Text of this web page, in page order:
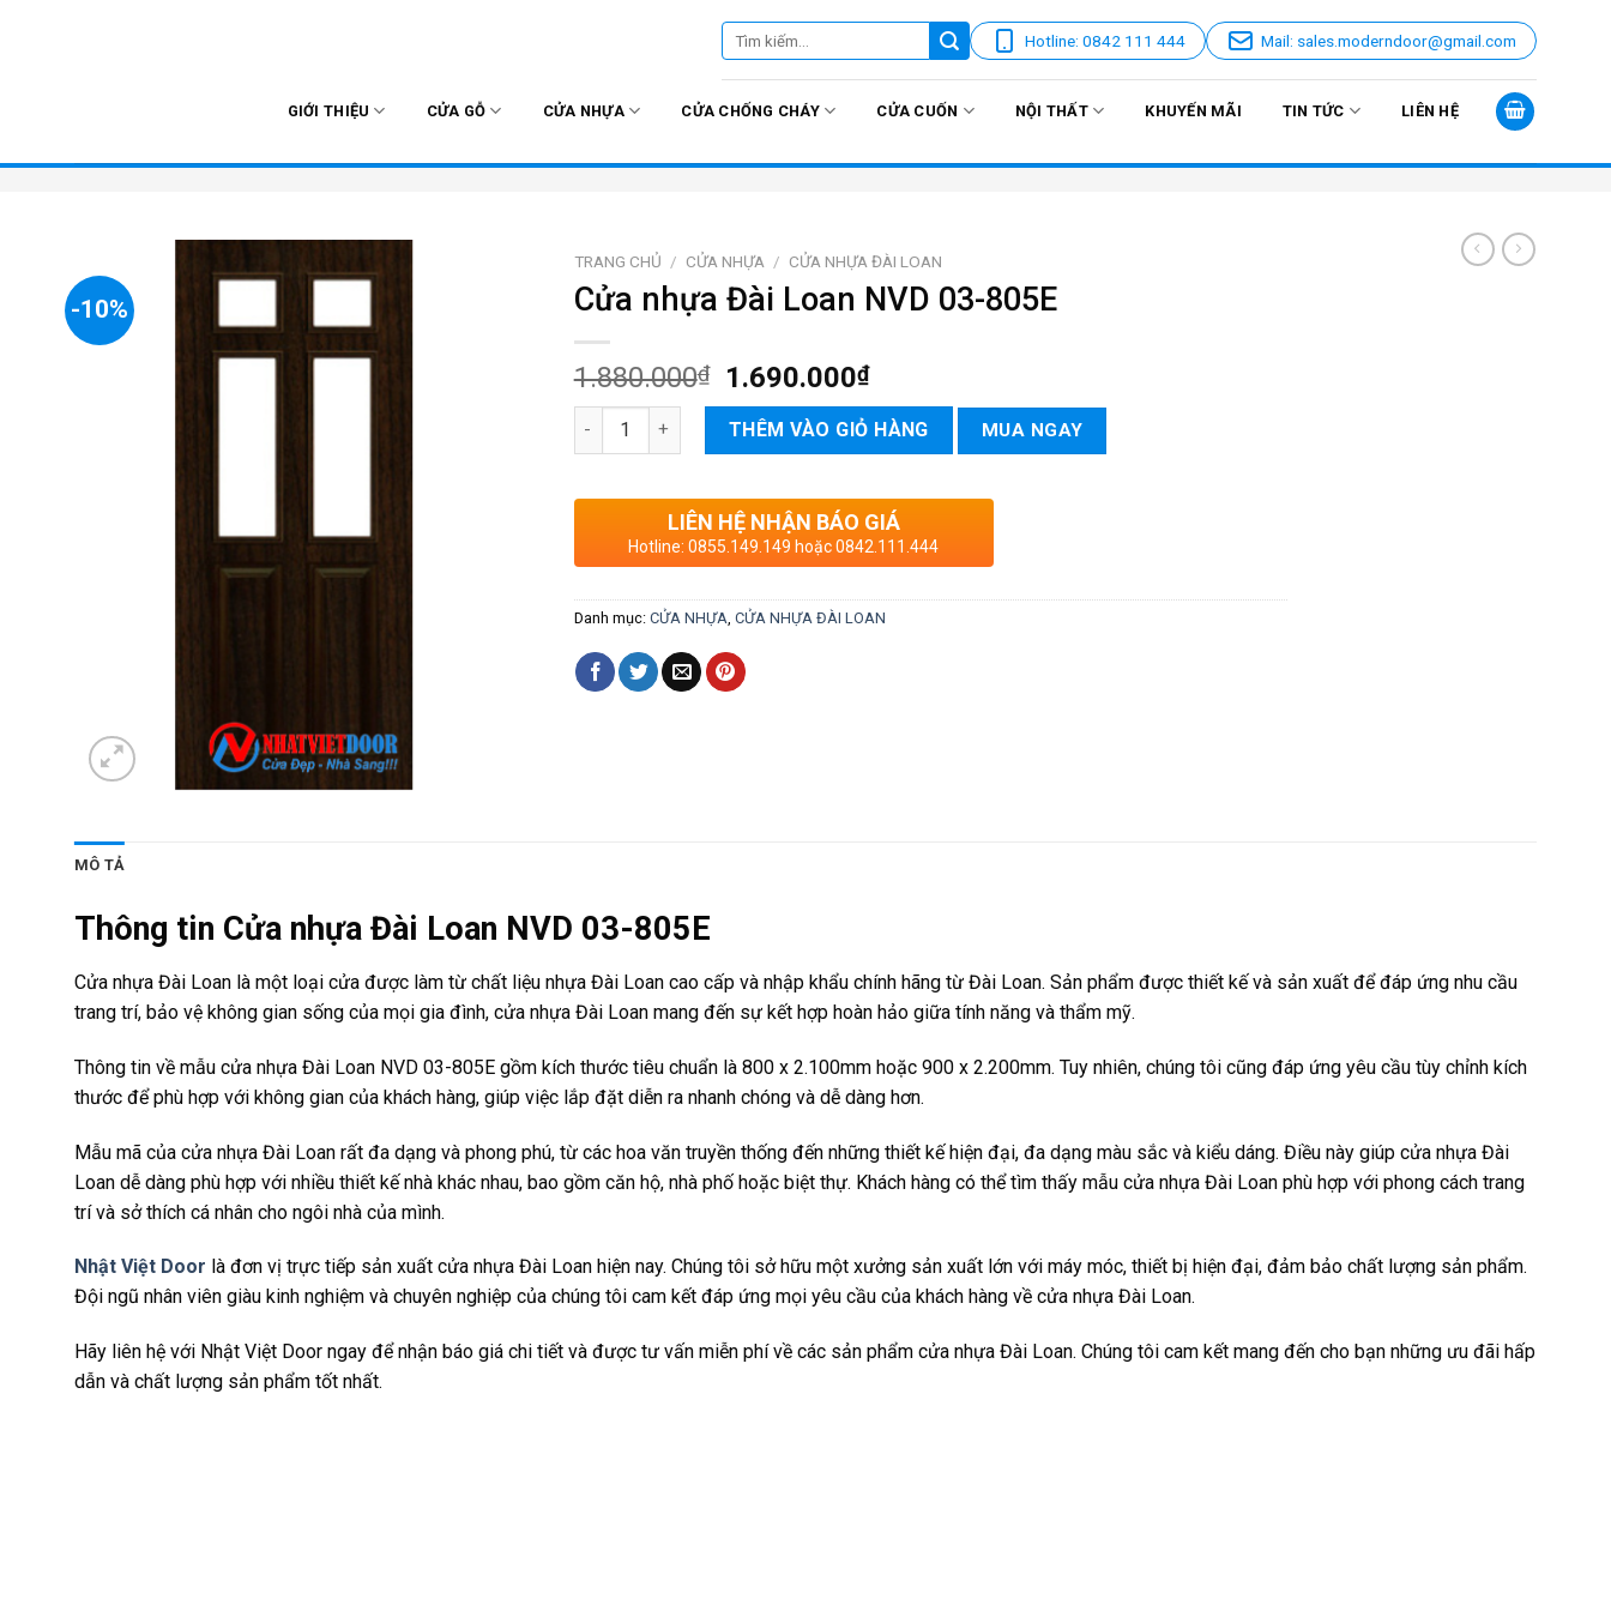
Tìm
kiếm:
Hotline: 0842 111 444 Mail: sales.moderndoor@gmail.com
GIỚI THIỆU CỬA GỖ CỬA NHỰA CỬA CHỐNG CHÁY CỬA CUỐN NỘI THẤT KHUYẾN MÃI TIN TỨC LIÊN HỆ
-10%
TRANG CHỦ / CỬA NHỰA / CỬA NHỰA ĐÀI LOAN
Cửa nhựa Đài Loan NVD 03-805E
1.880.000₫ 1.690.000₫
Cửa nhựa Đài Loan NVD 03-805E số lượng
THÊM VÀO GIỎ HÀNG MUA NGAY
LIÊN HỆ NHẬN BÁO GIÁ
Hotline: 0855.149.149 hoặc 0842.111.444
Danh mục: CỬA NHỰA CỬA NHỰA ĐÀI LOAN
MÔ TẢ
Thông tin Cửa nhựa Đài Loan NVD 03-805E
Cửa nhựa Đài Loan là một loại cửa được làm từ chất liệu nhựa Đài Loan cao cấp và nhập khẩu chính hãng từ Đài Loan. Sản phẩm được thiết kế và sản xuất để đáp ứng nhu cầu
trang trí, bảo vệ không gian sống của mọi gia đình, cửa nhựa Đài Loan mang đến sự kết hợp hoàn hảo giữa tính năng và thẩm mỹ.
Thông tin về mẫu cửa nhựa Đài Loan NVD 03-805E gồm kích thước tiêu chuẩn là 800 x 2.100mm hoặc 900 x 2.200mm. Tuy nhiên, chúng tôi cũng đáp ứng yêu cầu tùy chỉnh kích
thước để phù hợp với không gian của khách hàng, giúp việc lắp đặt diễn ra nhanh chóng và dễ dàng hơn.
Mẫu mã của cửa nhựa Đài Loan rất đa dạng và phong phú, từ các hoa văn truyền thống đến những thiết kế hiện đại, đa dạng màu sắc và kiểu dáng. Điều này giúp cửa nhựa Đài
Loan dễ dàng phù hợp với nhiều thiết kế nhà khác nhau, bao gồm căn hộ, nhà phố hoặc biệt thự. Khách hàng có thể tìm thấy mẫu cửa nhựa Đài Loan phù hợp với phong cách trang
trí và sở thích cá nhân cho ngôi nhà của mình.
Nhật Việt Door là đơn vị trực tiếp sản xuất cửa nhựa Đài Loan hiện nay. Chúng tôi sở hữu một xưởng sản xuất lớn với máy móc, thiết bị hiện đại, đảm bảo chất lượng sản phẩm.
Đội ngũ nhân viên giàu kinh nghiệm và chuyên nghiệp của chúng tôi cam kết đáp ứng mọi yêu cầu của khách hàng về cửa nhựa Đài Loan.
Hãy liên hệ với Nhật Việt Door ngay để nhận báo giá chi tiết và được tư vấn miễn phí về các sản phẩm cửa nhựa Đài Loan. Chúng tôi cam kết mang đến cho bạn những ưu đãi hấp
dẫn và chất lượng sản phẩm tốt nhất.